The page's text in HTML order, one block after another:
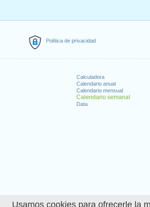
Usamos cookies para ofrecerle la
Política de privacidad
Calculadora
Calendario anual
Calendario mensual
Calendario semanal
Data